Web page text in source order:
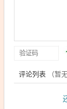
评论列表 （暂